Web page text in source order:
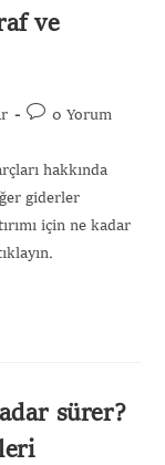
ve
0 Yorum
hakkında
giderler
için ne kadar
sürer?